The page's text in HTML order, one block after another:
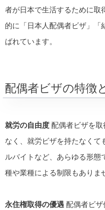
者が日本で生活するために取
的に「日本人配偶者ビザ」「
ばれています。
配偶者ビザの特徴
就労の自由度 配偶者ビザを
なく、就労ビザを持たなくて
ルバイトなど、あらゆる形
種や業種による制限もありま
永住権取得の優遇 配偶者ビザ